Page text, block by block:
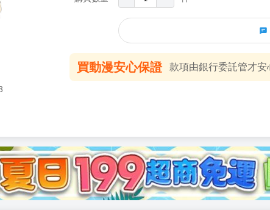
買動漫安心保證 款項由銀行委託管才安